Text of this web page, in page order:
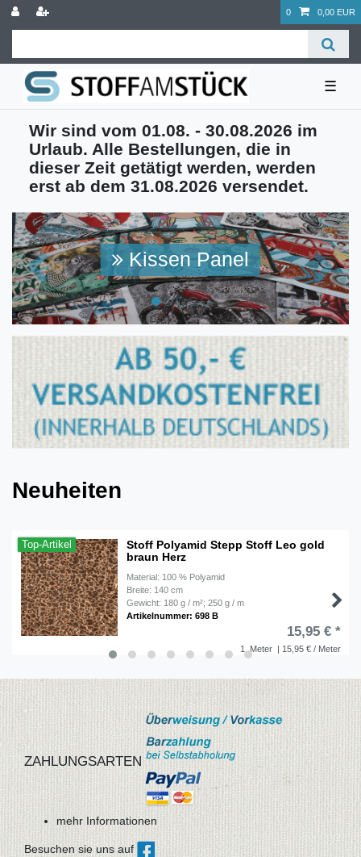
0 0,00 EUR
☰
Wir sind vom 01.08. - 30.08.2026 im
Urlaub. Alle Bestellungen, die in
dieser Zeit getätigt werden, werden
erst ab dem 31.08.2026 versendet.
Kissen Panel
Neuheiten
Top-Artikel
Stoff Polyamid Stepp Stoff Leo gold
braun Herz
Material: 100 % Polyamid
Breite: 140 cm
Gewicht: 180 g / m²; 250 g / m
Artikelnummer: 698 B
1 Meter | 15,95 € / Meter
15,95 € *
ZAHLUNGSARTEN
mehr Informationen
Besuchen sie uns auf